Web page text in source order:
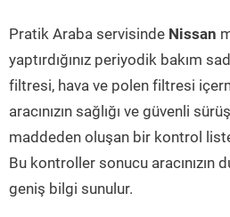
Pratik Araba servisinde Nissan
yaptırdığınız periyodik bakım
filtresi, hava ve polen filtresi
aracınızın sağlığı ve güvenli
maddeden oluşan bir kontrol
Bu kontroller sonucu aracınızın
geniş bilgi sunulur.